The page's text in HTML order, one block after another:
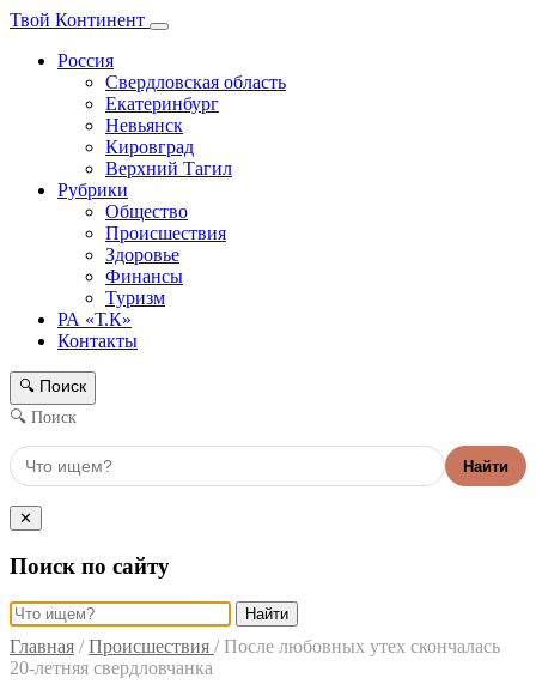
Твой Континент
Россия
Свердловская область
Екатеринбург
Невьянск
Кировград
Верхний Тагил
Рубрики
Общество
Происшествия
Здоровье
Финансы
Туризм
РА «Т.К»
Контакты
🔍 Поиск
🔍 Поиск
Найти
✕
Поиск по сайту
Найти
Главная / Происшествия / После любовных утех скончалась
20-летняя свердловчанка